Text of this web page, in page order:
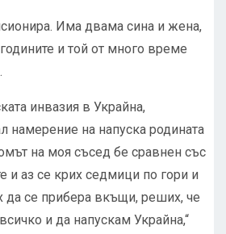
Има двама сина и жена,
и той от много време
инвазия в Украйна,
намерение на напуска родината
на моя съсед бе сравнен със
и аз се крих седмици по гори и
да се прибера вкъщи, реших, че
и да напускам Украйна,“